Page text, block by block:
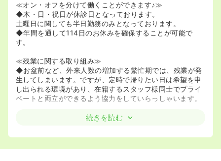
≪オン・オフを分けて働くことができます♪≫
◆木・日・祝日が休診日となっております。
土曜日に関しても半日勤務のみとなっております。
◆年間を通して114日のお休みを確保することが可能で
す。
≪残業に関する取り組み≫
◆お盆前など、外来人数の増加する繁忙期では、残業が発
生してしまいます。ですが、定時で帰りたい日は希望を申
し出られる環境があり、在籍するスタッフ様同士でプライ
ベートと両立ができるよう協力をしていらっしゃいます。
≪ママさんナースにおすすめです！≫
◆時短勤務の相談も可能です。家庭の事情等ございました
続きを読む